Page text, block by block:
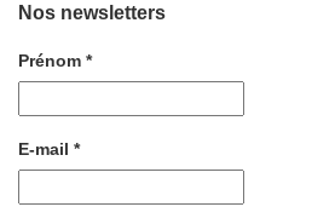
Nos newsletters
Prénom *
E-mail *